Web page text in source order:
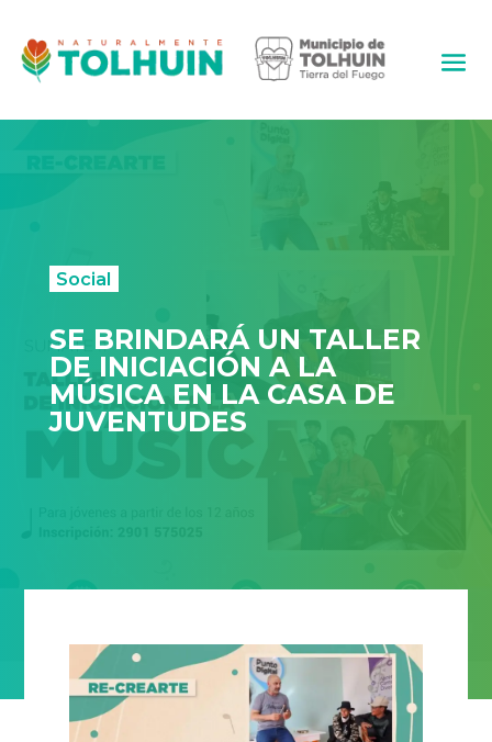
Social
SE BRINDARÁ UN TALLER
DE INICIACIÓN A LA
MÚSICA EN LA CASA DE
JUVENTUDES